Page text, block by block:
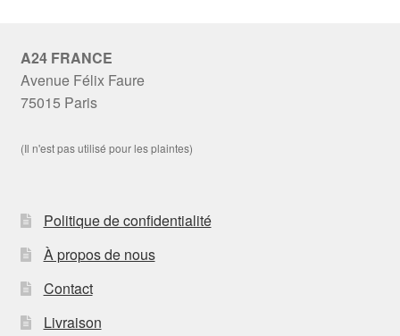
A24 FRANCE
Avenue Félix Faure
75015 Paris
(Il n'est pas utilisé pour les plaintes)
Politique de confidentialité
À propos de nous
Contact
Livraison